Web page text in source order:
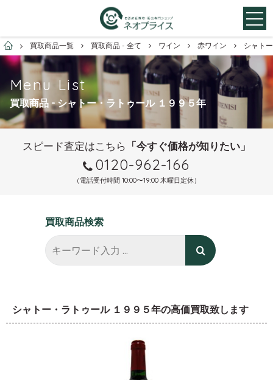
お酒買取専門店ネオプライス
買取商品一覧 買取商品 - 全て ワイン 赤ワイン シャト
Menu List
買取商品 - シャトー・ラトゥール １９９５年
スピード査定はこちら 「今すぐ価格が知りたい」
0120-962-166
（電話受付時間 10:00〜19:00 木曜日定休）
買取商品検索
シャトー・ラトゥール １９９５年の高価買取致します